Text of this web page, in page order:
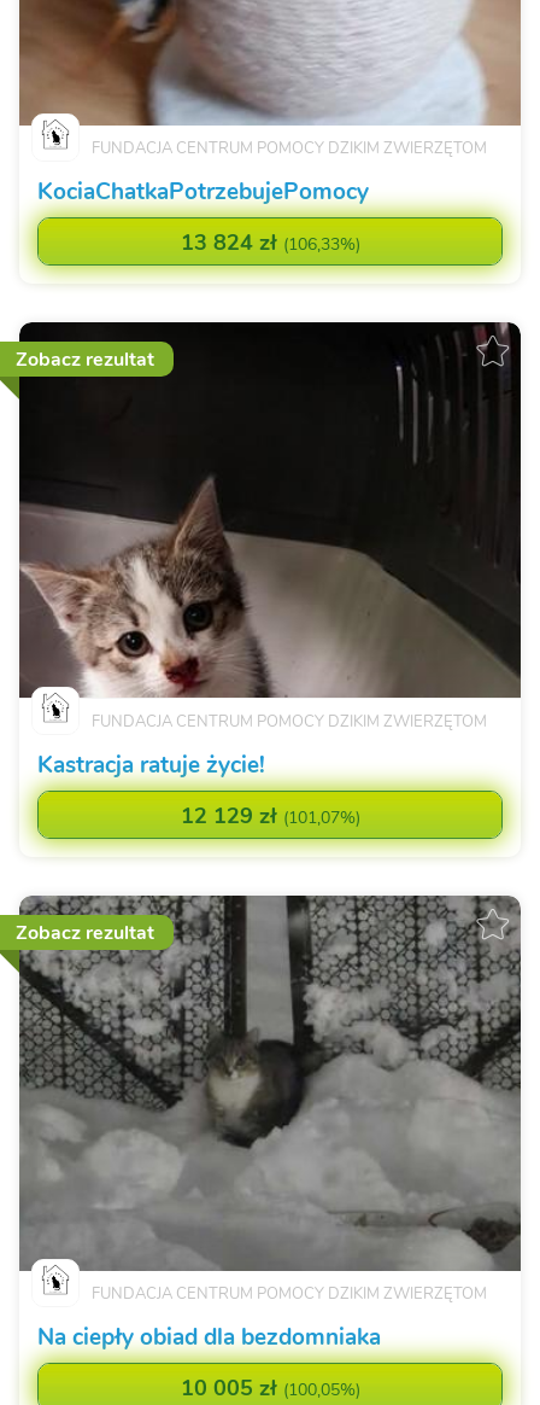
FUNDACJA CENTRUM POMOCY DZIKIM ZWIERZĘTOM
KociaChatkaPotrzebujePomocy
13 824 zł (106,33%)
Zobacz rezultat
FUNDACJA CENTRUM POMOCY DZIKIM ZWIERZĘTOM
Kastracja ratuje życie!
12 129 zł (101,07%)
Zobacz rezultat
FUNDACJA CENTRUM POMOCY DZIKIM ZWIERZĘTOM
Na ciepły obiad dla bezdomniaka
10 005 zł (100,05%)